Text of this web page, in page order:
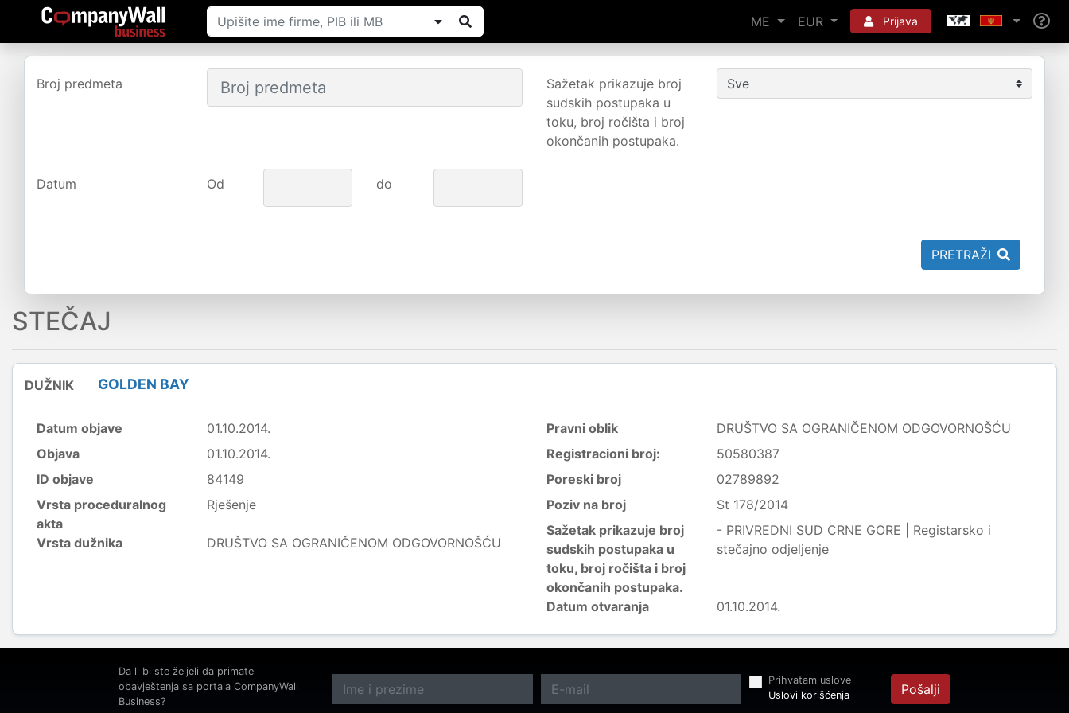
ME EUR Prijava
Broj predmeta
Sažetak prikazuje broj
sudskih postupaka u
toku, broj ročišta i broj
okončanih postupaka.
Datum Od do
PRETRAŽI
STEČAJ
DUŽNIK GOLDEN BAY
Datum objave
01.10.2014.
Objava
01.10.2014.
ID objave
84149
Vrsta proceduralnog
akta
Rješenje
Vrsta dužnika DRUŠTVO SA OGRANIČENOM ODGOVORNOŠĆU
Pravni oblik
DRUŠTVO SA OGRANIČENOM ODGOVORNOŠĆU
Registracioni broj:
50580387
Poreski broj
02789892
Poziv na broj
St 178/2014
Sažetak prikazuje broj
sudskih postupaka u
toku, broj ročišta i broj
okončanih postupaka.
- PRIVREDNI SUD CRNE GORE | Registarsko i
stečajno odjeljenje
Datum otvaranja 01.10.2014.
Da li bi ste željeli da primate
obavještenja sa portala CompanyWall
Business?
Prihvatam uslove
Uslovi korišćenja
Pošalji